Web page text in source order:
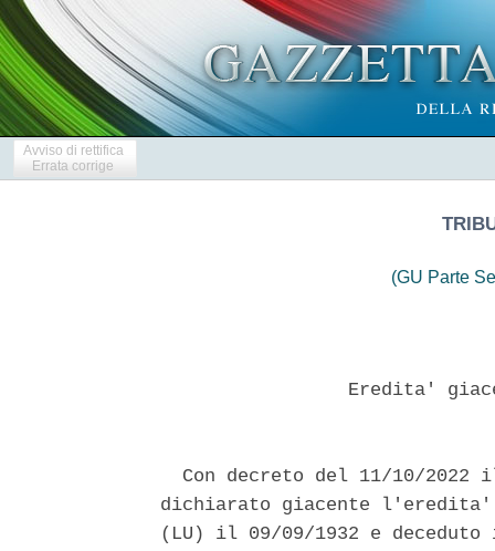
Avviso di rettifica
Errata corrige
(GU Parte
Eredita'
Con decreto del 11/10/2022
dichiarato giacente l'eredita'
(LU) il 09/09/1932 e